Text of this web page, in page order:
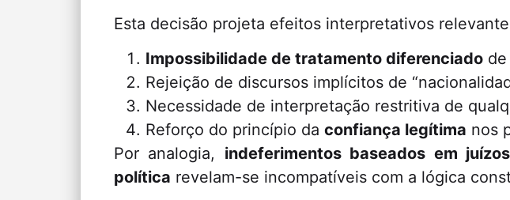
Esta decisão projeta efeitos interpretativos
Impossibilidade de tratamento diferenciado
Rejeição de discursos implícitos de
Necessidade de interpretação restritiva de
Reforço do princípio da confiança legítima nos
Por analogia, indeferimentos baseados em
política revelam-se incompatíveis com a lógica